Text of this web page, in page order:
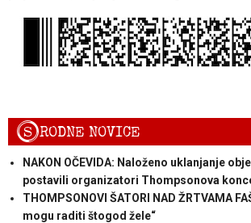
SRODNE NOVICE
NAKON OČEVIDA: Naloženo uklanjanje
postavili organizatori Thompsonova
THOMPSONOVI ŠATORI NAD ŽRTVAMA
mogu raditi štogod žele“